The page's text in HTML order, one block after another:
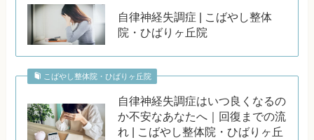
自律神経失調症 | こばやし整体
院・ひばりヶ丘院
こばやし整体院・ひばりヶ丘院
自律神経失調症はいつ良くなるの
か不安なあなたへ｜回復までの流
れ | こばやし整体院・ひばりヶ丘